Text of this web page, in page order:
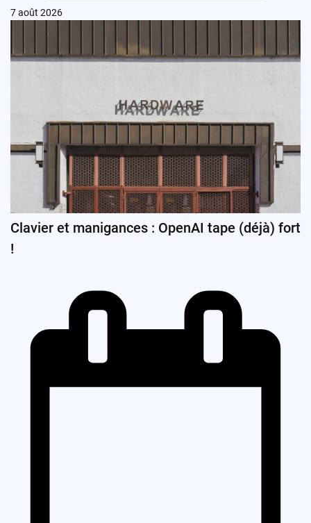
7 août 2026
Clavier et manigances : OpenAI tape (déjà) fort
!